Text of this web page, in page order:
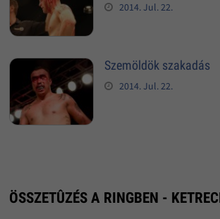
2014. Jul. 22.
Szemöldök szakadás
2014. Jul. 22.
ÖSSZETÛZÉS A RINGBEN -